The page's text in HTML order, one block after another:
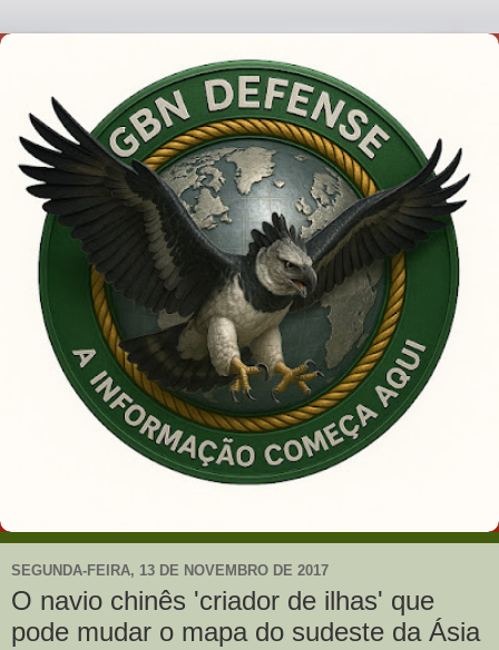
SEGUNDA-FEIRA, 13 DE NOVEMBRO DE 2017
O navio chinês 'criador de ilhas' que
pode mudar o mapa do sudeste da Ásia